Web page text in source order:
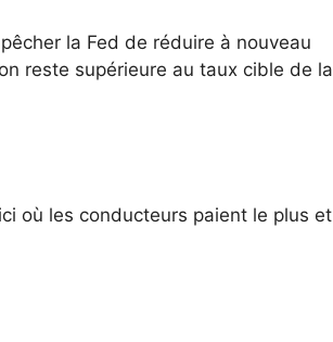
la Fed de réduire à nouveau
reste supérieure au taux cible de la
où les conducteurs paient le plus et